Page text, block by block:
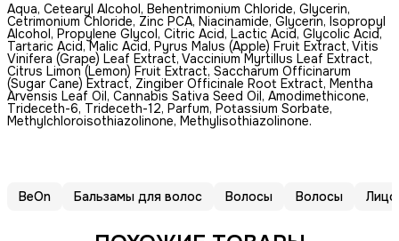
Aqua, Cetearyl Alcohol, Behentrimonium Chloride, Glycerin,
Cetrimonium Chloride, Zinc PCA, Niacinamide, Glycerin, Isopropyl
Alcohol, Propylene Glycol, Citric Acid, Lactic Acid, Glycolic Acid,
Tartaric Acid, Malic Acid, Pyrus Malus (Apple) Fruit Extract, Vitis
Vinifera (Grape) Leaf Extract, Vaccinium Myrtillus Leaf Extract,
Citrus Limon (Lemon) Fruit Extract, Saccharum Officinarum
(Sugar Cane) Extract, Zingiber Officinale Root Extract, Mentha
Arvensis Leaf Oil, Cannabis Sativa Seed Oil, Amodimethicone,
Trideceth-6, Trideceth-12, Parfum, Potassium Sorbate,
Methylchloroisothiazolinone, Methylisothiazolinone.
BeOn Бальзамы для волос Волосы Волосы Лицо